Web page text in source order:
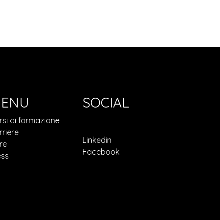
di formazione
SOCIAL
Linkedin
Facebook